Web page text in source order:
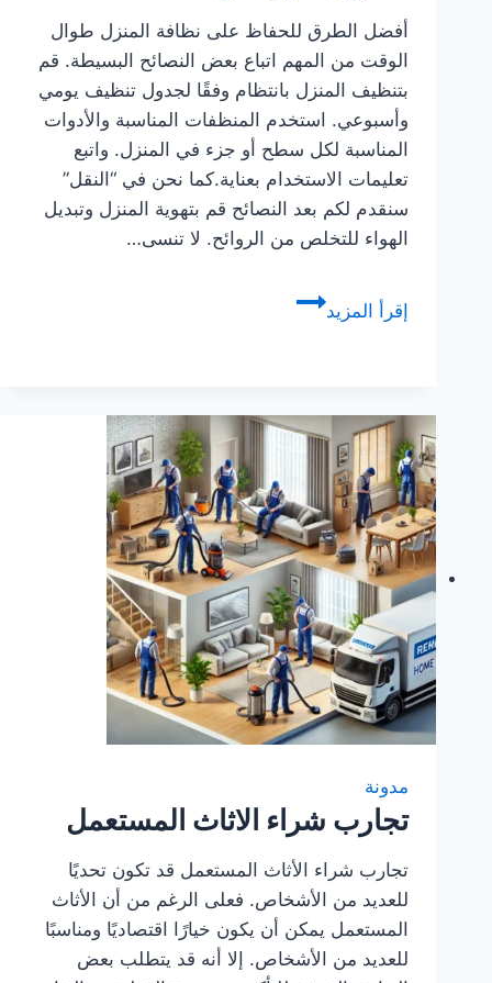
أفضل الطرق للحفاظ على نظافة المنزل طوال
الوقت من المهم اتباع بعض النصائح البسيطة. قم
بتنظيف المنزل بانتظام وفقًا لجدول تنظيف يومي
وأسبوعي. استخدم المنظفات المناسبة والأدوات
المناسبة لكل سطح أو جزء في المنزل. واتبع
تعليمات الاستخدام بعناية.كما نحن في “النقل”
سنقدم لكم بعد النصائح قم بتهوية المنزل وتبديل
الهواء للتخلص من الروائح. لا تنسى…
إقرأ المزيدأفضل
نظافة
المنزل
الوقت
مدونة
تجارب شراء الاثاث المستعمل
تجارب شراء الأثاث المستعمل قد تكون تحديًا
للعديد من الأشخاص. فعلى الرغم من أن الأثاث
المستعمل يمكن أن يكون خيارًا اقتصاديًا ومناسبًا
للعديد من الأشخاص. إلا أنه قد يتطلب بعض